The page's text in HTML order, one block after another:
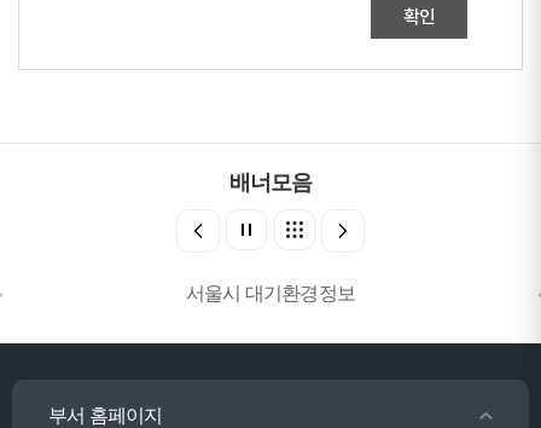
확인
배너모음
서울시 대기환경정보
부서 홈페이지